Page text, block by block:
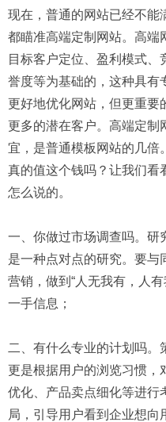
现在，普通的网站已经不能
都瞄准高端定制网站。高端
目标客户定位、盈利模式
誉度等为基础的，这种具有
更好地优化网站，但更重要
更多的潜在客户。高端定制
宜，是普通模板网站的几倍
真的值这个钱吗？让我们看
怎么说的。
一、你做过市场调查吗。研
是一种点对点的研究。要与
营销，做到“人无我有，人
一手信息；
二、有什么专业的计划吗。
更是根据用户的浏览习惯，
优化、产品卖点细化等进行
局，引导用户看到企业想向